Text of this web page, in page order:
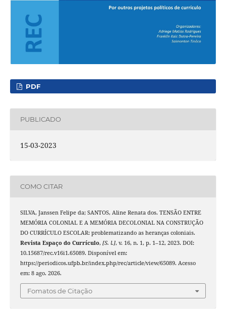
PDF
PUBLICADO
15-03-2023
COMO CITAR
SILVA, Janssen Felipe da; SANTOS, Aline Renata dos. TENSÃO ENTRE
MEMÓRIA COLONIAL E A MEMÓRIA DECOLONIAL NA CONSTRUÇÃO
DO CURRÍCULO ESCOLAR: problematizando as heranças coloniais.
Revista Espaço do Currículo, [S. l.], v. 16, n. 1, p. 1–12, 2023. DOI:
10.15687/rec.v16i1.65089. Disponível em:
https://periodicos.ufpb.br/index.php/rec/article/view/65089. Acesso
em: 8 ago. 2026.
Fomatos de Citação